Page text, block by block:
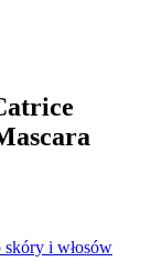
i włosów